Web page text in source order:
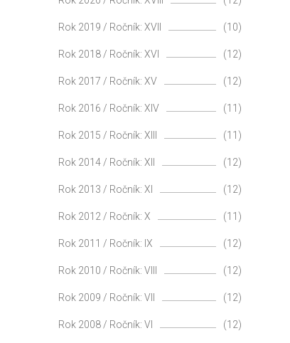
Rok 2019 / Ročník: XVII (10)
Rok 2018 / Ročník: XVI (12)
Rok 2017 / Ročník: XV (12)
Rok 2016 / Ročník: XIV (11)
Rok 2015 / Ročník: XIII (11)
Rok 2014 / Ročník: XII (12)
Rok 2013 / Ročník: XI (12)
Rok 2012 / Ročník: X (11)
Rok 2011 / Ročník: IX (12)
Rok 2010 / Ročník: VIII (12)
Rok 2009 / Ročník: VII (12)
Rok 2008 / Ročník: VI (12)